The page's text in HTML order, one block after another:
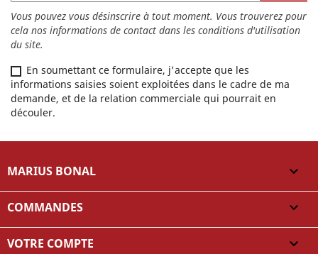
Vous pouvez vous désinscrire à tout moment. Vous trouverez pour
cela nos informations de contact dans les conditions d'utilisation
du site.
En soumettant ce formulaire, j'accepte que les
informations saisies soient exploitées dans le cadre de ma
demande, et de la relation commerciale qui pourrait en
découler.
MARIUS BONAL 
COMMANDES 
VOTRE COMPTE 